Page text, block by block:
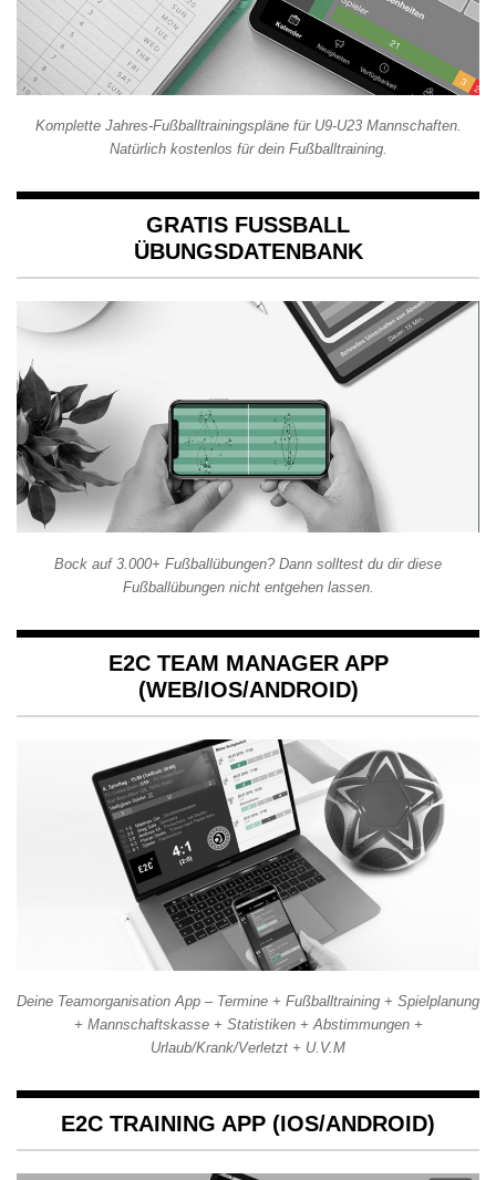
Komplette Jahres-Fußballtrainingspläne für U9-U23 Mannschaften.
Natürlich kostenlos für dein Fußballtraining.
GRATIS FUSSBALL Ü
BUNGSDATENBANK
Bock auf 3.000+ Fußballübungen? Dann solltest du dir diese
Fußballübungen nicht entgehen lassen.
E2C TEAM MANAGER APP
(WEB/IOS/ANDROID)
Deine Teamorganisation App – Termine + Fußballtraining + Spielplanung
+ Mannschaftskasse + Statistiken + Abstimmungen +
Urlaub/Krank/Verletzt + U.V.M
E2C TRAINING APP (IOS/ANDROID)